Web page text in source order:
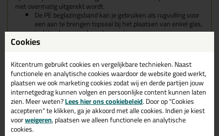
niet overmatig uitgerekt wordt.
De PE beglazingsband kan je gebruiken als rugvulling voor
een aan te brengen topseal bij het plaatsen van enkel glas,
isolatieglas en andere glassoorten
Als anti-kraakband tussen houten afwerklatten en
Als afdichting in scheidingswanden en luchtkanalen in de
machine en apparatenbouw
In standsdelen als isolatie in omkastingen en in de
automotive
Kenmerken
Regelmatige celstructuur
Vlotte verwerkbaarheid
Geen waterabsorptie
Cookies
Kitcentrum gebruikt cookies en vergelijkbare technieken. Naast
functionele en analytische cookies waardoor de website goed werkt,
plaatsen we ook marketing cookies zodat wij en derde partijen jouw
internetgedrag kunnen volgen en persoonlijke content kunnen laten
zien. Meer weten?Lees hier ons cookiebeleid. Door op "Cookies
accepteren" te klikken, ga je akkoord met alle cookies. Indien je kiest
voorweigeren, plaatsen we alleen functionele en analytische
cookies.